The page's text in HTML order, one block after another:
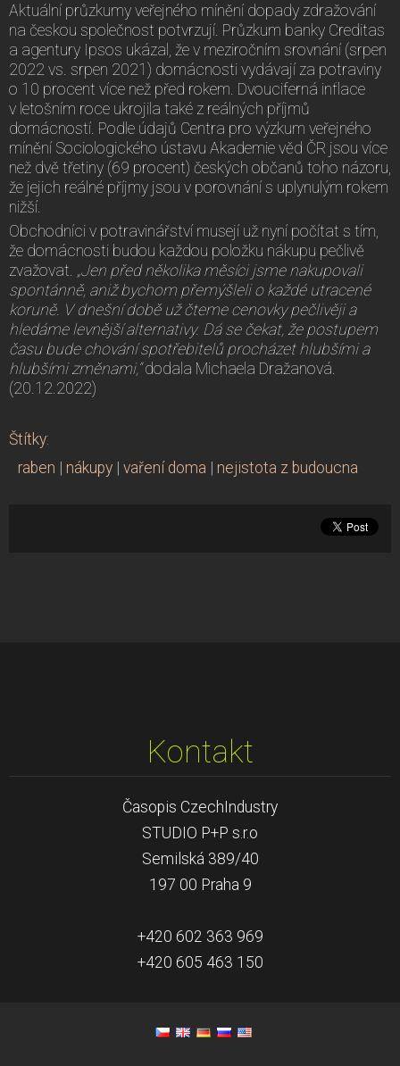
Aktuální průzkumy veřejného mínění dopady zdražování
na českou společnost potvrzují. Průzkum banky Creditas
a agentury Ipsos ukázal, že v meziročním srovnání (srpen
2022 vs. srpen 2021) domácnosti vydávají za potraviny
o 10 procent více než před rokem. Dvouciferná inflace
v letošním roce ukrojila také z reálných příjmů
domácností. Podle údajů Centra pro výzkum veřejného
mínění Sociologického ústavu Akademie věd ČR jsou více
než dvě třetiny (69 procent) českých občanů toho názoru,
že jejich reálné příjmy jsou v porovnání s uplynulým rokem
nižší.
Obchodníci v potravinářství musejí už nyní počítat s tím,
že domácnosti budou každou položku nákupu pečlivě
zvažovat. „Jen před několika měsíci jsme nakupovali
spontánně, aniž bychom přemýšleli o každé utracené
koruně. V dnešní době už čteme cenovky pečlivěji a
hledáme levnější alternativy. Dá se čekat, že postupem
času bude chování spotřebitelů procházet hlubšími a
hlubšími změnami,“dodala Michaela Dražanová.
(20.12.2022)
Štítky:
raben | nákupy | vaření doma | nejistota z budoucna
Kontakt
Časopis CzechIndustry
STUDIO P+P s.r.o
Semilská 389/40
197 00 Praha 9
+420 602 363 969
+420 605 463 150